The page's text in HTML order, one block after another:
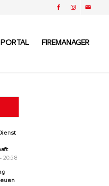
PORTAL FIREMANAGER
20:58